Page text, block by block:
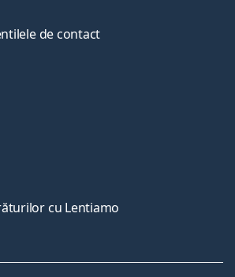
de contact
cu Lentiamo